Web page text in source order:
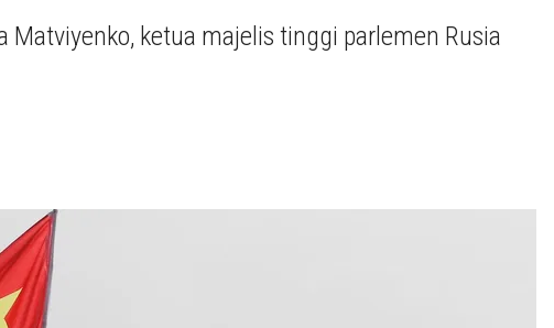
ketua majelis tinggi parlemen Rusia